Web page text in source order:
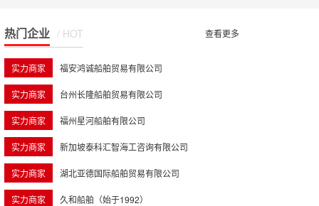
热门企业 / HOT 查看更多
实力商家 福安鸿诚船舶贸易有限公司
实力商家 台州长隆船舶贸易有限公司
实力商家 福州星河船舶有限公司
实力商家 新加坡泰科汇智海工咨询有限公司
实力商家 湖北亚德国际船舶贸易有限公司
实力商家 久和船舶（始于1992）